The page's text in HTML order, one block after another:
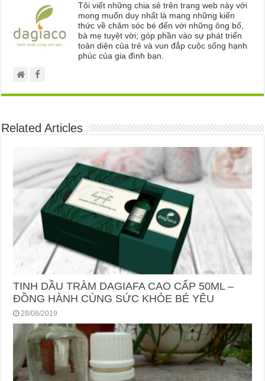
Tôi viết những chia sẻ trên trang web này với
mong muốn duy nhất là mang những kiến
thức về chăm sóc bé đến với những ông bố,
bà mẹ tuyệt vời; góp phần vào sự phát triển
toàn diện của trẻ và vun đắp cuộc sống hạnh
phúc của gia đình bạn.
Related Articles
TINH DẦU TRÀM DAGIAFA CAO CẤP 50ML –
ĐỒNG HÀNH CÙNG SỨC KHỎE BÉ YÊU
28/08/2019